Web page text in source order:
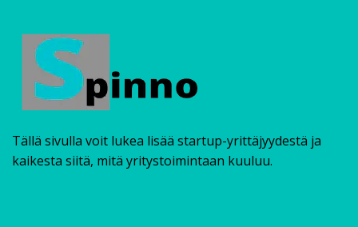
Tällä sivulla voit lukea lisää startup-yrittäjyydestä ja
kaikesta siitä, mitä yritystoimintaan kuuluu.